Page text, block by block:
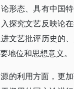
形态、具有中国
探究文艺反映论
文艺批评历史的
地位和思想意义。
的利用方面，更